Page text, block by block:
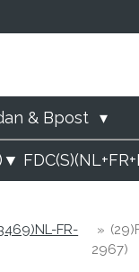
& Bpost
FR-
»
2967)